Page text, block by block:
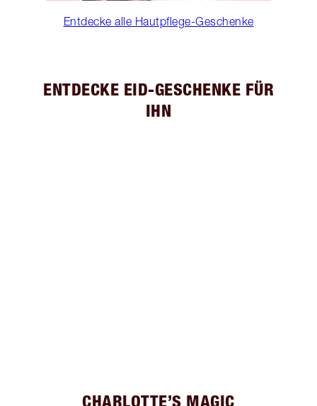
Entdecke alle Hautpflege-Geschenke
ENTDECKE EID-GESCHENKE FÜR
IHN
CHARLOTTE’S MAGIC